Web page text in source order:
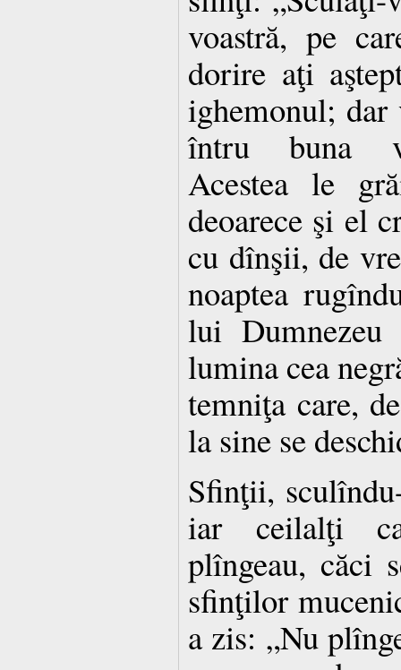
voastră, pe
dorire aţi
ighemonul;
întru buna
Acestea le
deoarece şi el
cu dînşii, de
noaptea
lui Dumnezeu
lumina cea
temniţa care,
la sine se
Sfinţii,
iar ceilalţi
plîngeau, căci
sfinţilor
a zis: „Nu